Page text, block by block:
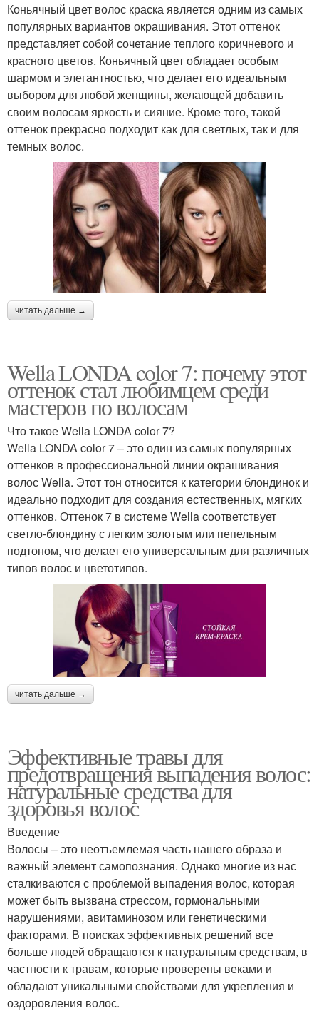
Коньячный цвет волос краска является одним из самых
популярных вариантов окрашивания. Этот оттенок
представляет собой сочетание теплого коричневого и
красного цветов. Коньячный цвет обладает особым
шармом и элегантностью, что делает его идеальным
выбором для любой женщины, желающей добавить
своим волосам яркость и сияние. Кроме того, такой
оттенок прекрасно подходит как для светлых, так и для
темных волос.
читать дальше →
Wella LONDA color 7: почему этот
оттенок стал любимцем среди
мастеров по волосам
Что такое Wella LONDA color 7?
Wella LONDA color 7 – это один из самых популярных
оттенков в профессиональной линии окрашивания
волос Wella. Этот тон относится к категории блондинок и
идеально подходит для создания естественных, мягких
оттенков. Оттенок 7 в системе Wella соответствует
светло-блондину с легким золотым или пепельным
подтоном, что делает его универсальным для различных
типов волос и цветотипов.
читать дальше →
Эффективные травы для
предотвращения выпадения волос:
натуральные средства для
здоровья волос
Введение
Волосы – это неотъемлемая часть нашего образа и
важный элемент самопознания. Однако многие из нас
сталкиваются с проблемой выпадения волос, которая
может быть вызвана стрессом, гормональными
нарушениями, авитаминозом или генетическими
факторами. В поисках эффективных решений все
больше людей обращаются к натуральным средствам, в
частности к травам, которые проверены веками и
обладают уникальными свойствами для укрепления и
оздоровления волос.